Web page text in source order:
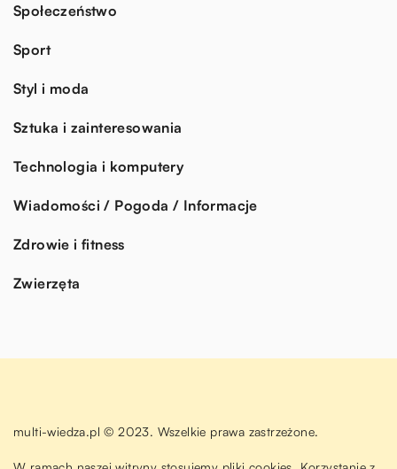
Społeczeństwo
Sport
Styl i moda
Sztuka i zainteresowania
Technologia i komputery
Wiadomości / Pogoda / Informacje
Zdrowie i fitness
Zwierzęta
multi-wiedza.pl © 2023. Wszelkie prawa zastrzeżone.